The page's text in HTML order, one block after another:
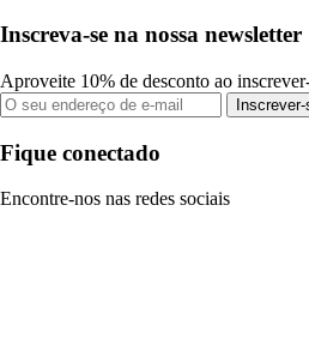
Inscreva-se na nossa newsletter
Aproveite 10% de desconto ao
Fique conectado
Encontre-nos nas redes sociais